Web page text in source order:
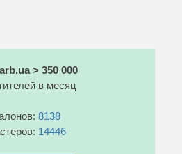
> 350 000
в месяц
8138
14446